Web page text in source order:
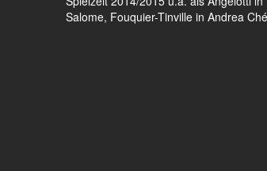
Salome, Fouquier-Tinville in Andrea